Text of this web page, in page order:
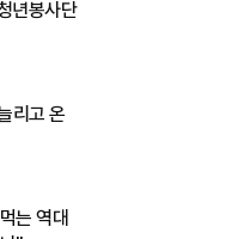
년봉사단
리고 온
는 역대